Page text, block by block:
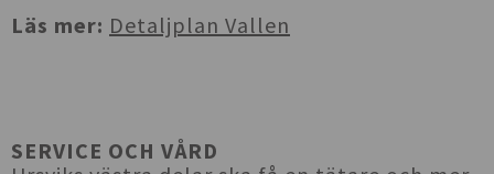
Läs mer: Detaljplan Vallen
SERVICE OCH VÅRD